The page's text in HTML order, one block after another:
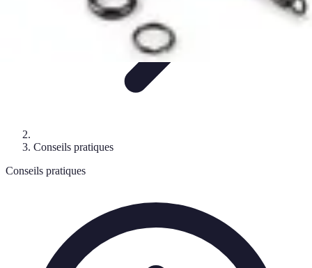
Conseils pratiques
Conseils pratiques